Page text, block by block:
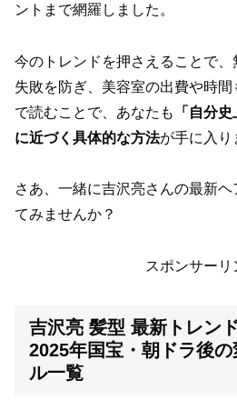
ントまで網羅しました。
今のトレンドを押さえることで
失敗を防ぎ、美容室の出費や時間
で読むことで、あなたも
「自分
に近づく具体的な方法が手に入り
さあ、一緒に吉沢亮さんの最新
てみませんか？
スポンサーリ
吉沢亮 髪型 最新トレン
2025年国宝・朝ドラ後
ル一覧